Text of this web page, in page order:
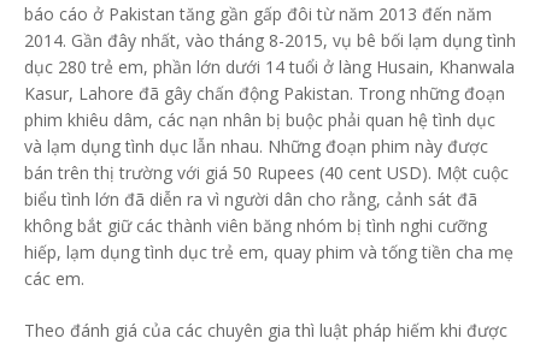
báo cáo ở Pakistan tăng gần gấp đôi từ năm 2013 đến năm
2014. Gần đây nhất, vào tháng 8-2015, vụ bê bối lạm dụng tình
dục 280 trẻ em, phần lớn dưới 14 tuổi ở làng Husain, Khanwala
Kasur, Lahore đã gây chấn động Pakistan. Trong những đoạn
phim khiêu dâm, các nạn nhân bị buộc phải quan hệ tình dục
và lạm dụng tình dục lẫn nhau. Những đoạn phim này được
bán trên thị trường với giá 50 Rupees (40 cent USD). Một cuộc
biểu tình lớn đã diễn ra vì người dân cho rằng, cảnh sát đã
không bắt giữ các thành viên băng nhóm bị tình nghi cưỡng
hiếp, lạm dụng tình dục trẻ em, quay phim và tống tiền cha mẹ
các em.
Theo đánh giá của các chuyên gia thì luật pháp hiếm khi được